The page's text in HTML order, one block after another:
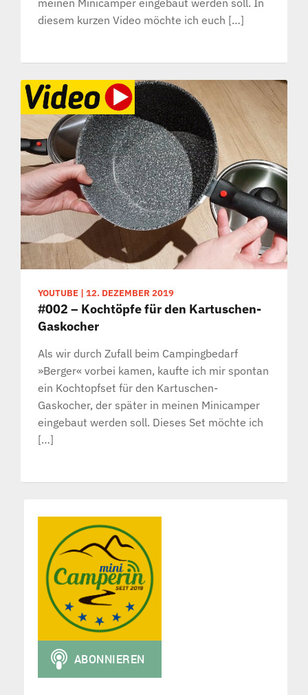
diesem kurzen Video möchte ich euch […]
YOUTUBE | 12. DEZEMBER 2019
#002 – Kochtöpfe für den Kartuschen-
Gaskocher
Als wir durch Zufall beim Campingbedarf
»Berger« vorbei kamen, kaufte ich mir spontan
ein Kochtopfset für den Kartuschen-
Gaskocher, der später in meinen Minicamper
eingebaut werden soll. Dieses Set möchte ich
[…]